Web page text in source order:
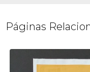
Páginas